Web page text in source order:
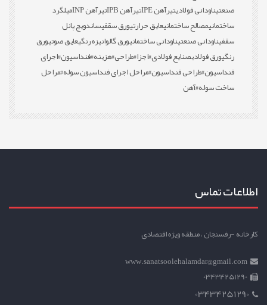
صنعتیناودانی فولادیتیرآهن IPE تیرآهن IPB تیرآهن INP
میلگرد
ساختمانیمصالح ساختمانیعایق حرارتیورق سقفیساندویچ پانل
سقفیناودانی صنعتیناودانی ساختمانیورق گالوانیزه رنگیعایق صوتیورق
رنگیورق فولادیصنایع فولادی#اجزا#طراحی#هزینه#فنداسیون#اجرای
فنداسیون#طراحی فنداسیون#مراحل اجرای فنداسیون سوله#مراحل
ساخت سوله#آهن
اطلاعات تماس
کارخانه -رفسنجان ، منطقه ویژه اقتصادی
www.sanatsoolehalamdar@gmail.com
03434251290
03434251290